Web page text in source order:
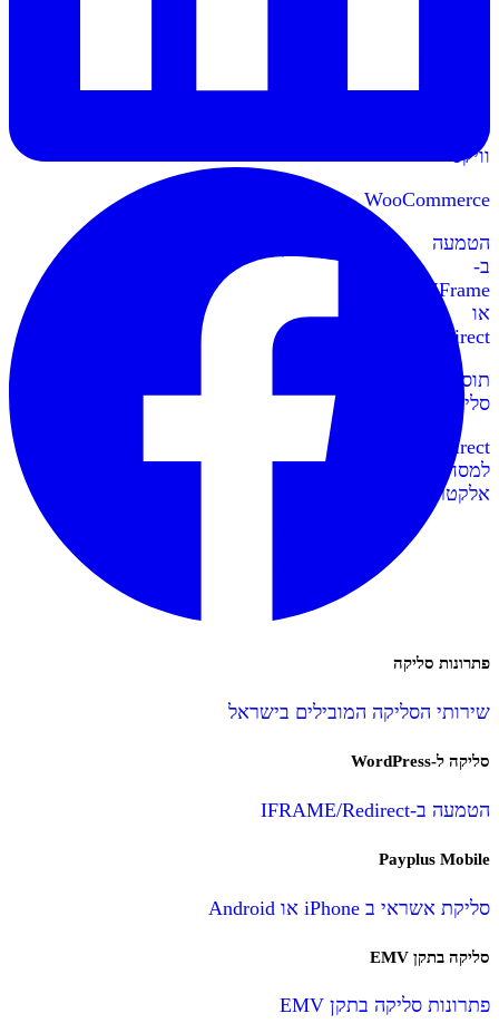
לאתרי
וויקס
WooCommerce
הטמעה
ב-
IFrame
או
Redirect
תוספי
סליקה
Redirect
למסחר
אלקטרוני
פתרונות סליקה
שירותי הסליקה המובילים בישראל
סליקה ל-WordPress
הטמעה ב-IFRAME/Redirect
Payplus Mobile
סליקת אשראי ב iPhone או Android
סליקה בתקן EMV
פתרונות סליקה בתקן EMV